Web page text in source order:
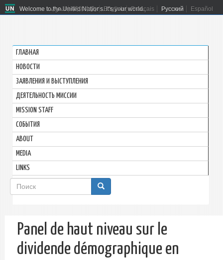
Welcome to the United Nations. It's your world.
العربية 简体中文 English Français Русский Español
ГЛАВНАЯ
HОВОСТИ
ЗАЯВЛЕНИЯ И ВЫСТУПЛЕНИЯ
ДЕЯТЕЛЬНОСТЬ МИССИИ
MISSION STAFF
СОБЫТИЯ
ABOUT
MEDIA
LINKS
Форма
поиска
Поиск
Panel de haut niveau sur le
dividende démographique en